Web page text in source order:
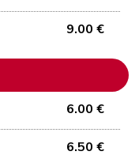
9.00 €
6.00 €
6.50 €